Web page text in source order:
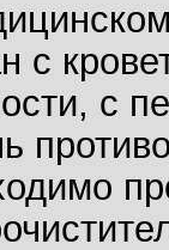
с
с